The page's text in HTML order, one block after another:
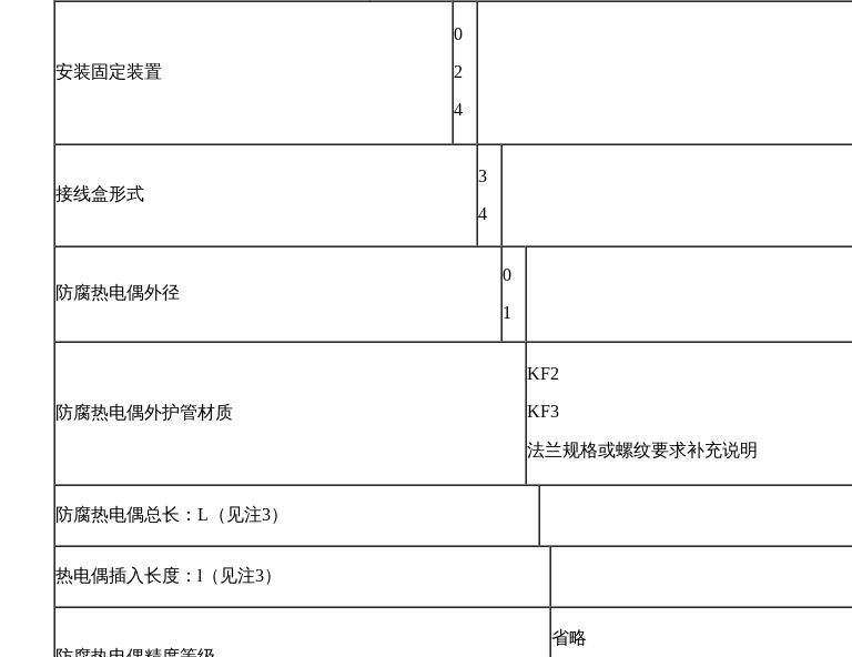
安装固定装置
0
2
4
接线盒形式
3
4
防腐热电偶外径
0
1
防腐热电偶外护管材质
KF2
KF3
法兰规格或螺纹要求补充说明
防腐热电偶总长：L（见注3）
热电偶插入长度：l（见注3）
省略